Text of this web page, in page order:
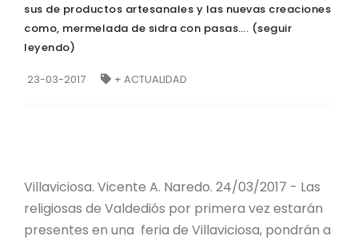
sus de productos artesanales y las nuevas creaciones
como, mermelada de sidra con pasas…. (seguir
leyendo)
23-03-2017 + ACTUALIDAD
Villaviciosa. Vicente A. Naredo. 24/03/2017 - Las
religiosas de Valdediós por primera vez estarán
presentes en una feria de Villaviciosa, pondrán a